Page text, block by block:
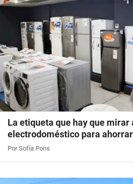
La etiqueta que hay que
electrodoméstico para
Por Sofía Pons